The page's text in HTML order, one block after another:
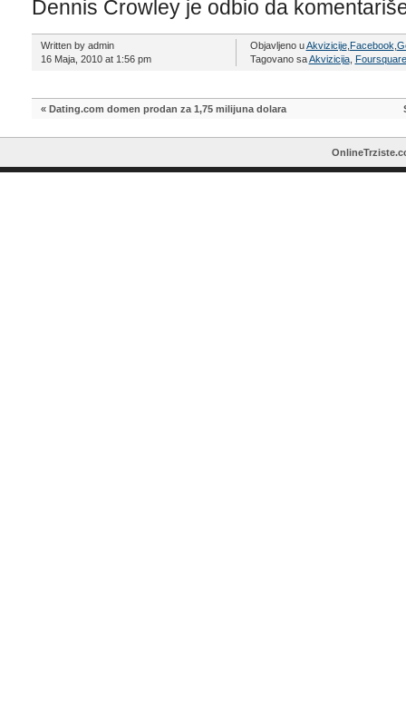
Dennis Crowley je odbio da
Written by admin
16 Maja, 2010 at 1:56 pm
Objavljeno uAkvizicije, Facebook
Tagovano saAkvizicija, Foursquare
« Dating.com domen prodan za 1,75 milijuna dolara